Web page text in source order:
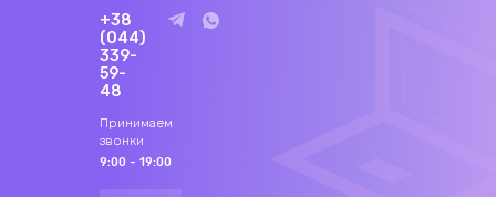
+38
(044)
339-
59-
48
Принимаем
звонки
9:00 - 19:00